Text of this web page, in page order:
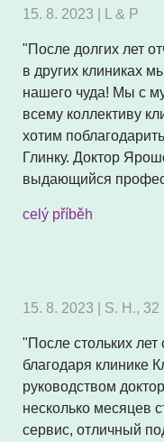
15. 8. 2023 | L & P
"После долгих лет
в других клиниках
нашего чуда! Мы с
всему коллективу
хотим
Глинку. Доктор
выдающийся
celý příběh
15. 8. 2023 | S. H., 32
"После стольких
благодаря клинике
руководством
несколько месяцев
сервис, отличный